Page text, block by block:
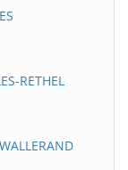
RETHEL